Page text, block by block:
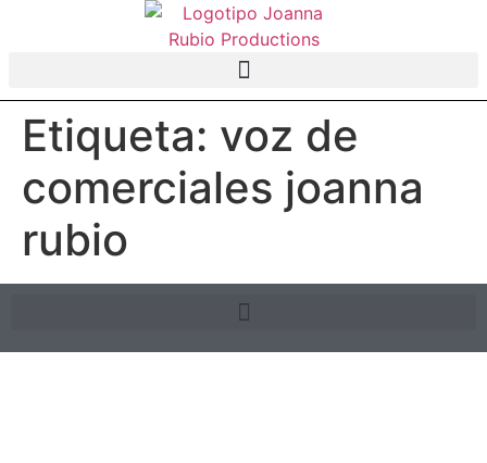
Etiqueta: voz de
comerciales joanna
rubio